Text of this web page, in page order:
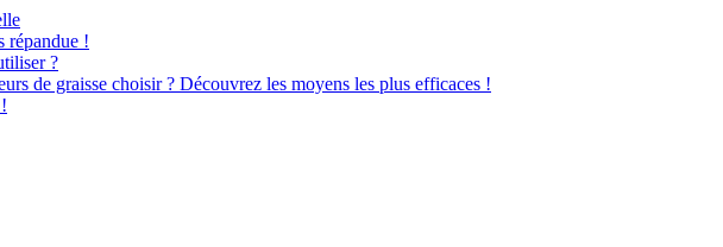
répandue !
?
de graisse choisir ? Découvrez les moyens les plus efficaces !